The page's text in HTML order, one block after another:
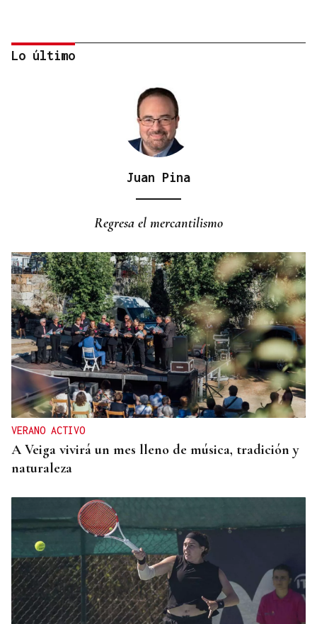
Lo último
Juan Pina
Regresa el mercantilismo
VERANO ACTIVO
A Veiga vivirá un mes lleno de música, tradición y
naturaleza